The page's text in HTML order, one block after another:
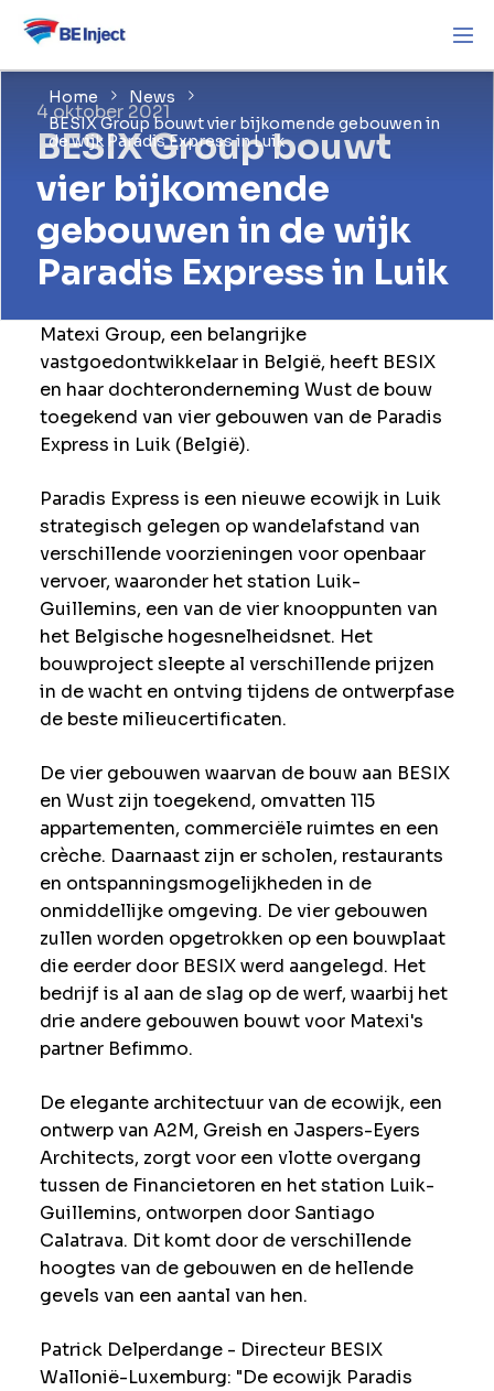
Home
News
BESIX Group bouwt vier bijkomende gebouwen in
de wijk Paradis Express in Luik
4 oktober 2021
BESIX Group bouwt
vier bijkomende
gebouwen in de wijk
Paradis Express in Luik
Matexi Group, een belangrijke
vastgoedontwikkelaar in België, heeft BESIX
en haar dochteronderneming Wust de bouw
toegekend van vier gebouwen van de Paradis
Express in Luik (België).
Paradis Express is een nieuwe ecowijk in Luik
strategisch gelegen op wandelafstand van
verschillende voorzieningen voor openbaar
vervoer, waaronder het station Luik-
Guillemins, een van de vier knooppunten van
het Belgische hogesnelheidsnet. Het
bouwproject sleepte al verschillende prijzen
in de wacht en ontving tijdens de ontwerpfase
de beste milieucertificaten.
De vier gebouwen waarvan de bouw aan BESIX
en Wust zijn toegekend, omvatten 115
appartementen, commerciële ruimtes en een
crèche. Daarnaast zijn er scholen, restaurants
en ontspanningsmogelijkheden in de
onmiddellijke omgeving. De vier gebouwen
zullen worden opgetrokken op een bouwplaat
die eerder door BESIX werd aangelegd. Het
bedrijf is al aan de slag op de werf, waarbij het
drie andere gebouwen bouwt voor Matexi's
partner Befimmo.
De elegante architectuur van de ecowijk, een
ontwerp van A2M, Greish en Jaspers-Eyers
Architects, zorgt voor een vlotte overgang
tussen de Financietoren en het station Luik-
Guillemins, ontworpen door Santiago
Calatrava. Dit komt door de verschillende
hoogtes van de gebouwen en de hellende
gevels van een aantal van hen.
Patrick Delperdange - Directeur BESIX
Wallonië-Luxemburg: "De ecowijk Paradis